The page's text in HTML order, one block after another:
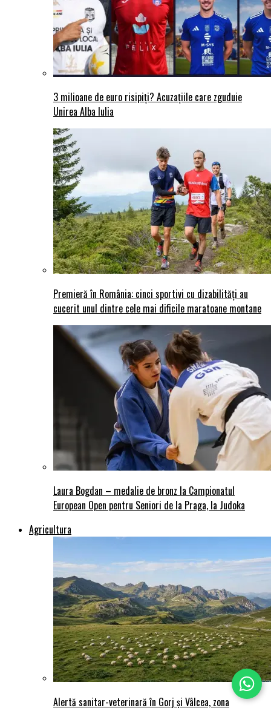
3 milioane de euro risipiți? Acuzațiile care zguduie
Unirea Alba Iulia
Premieră în România: cinci sportivi cu dizabilități au
cucerit unul dintre cele mai dificile maratoane montane
Laura Bogdan – medalie de bronz la Campionatul
European Open pentru Seniori de la Praga, la Judoka
Agricultura
Alertă sanitar-veterinară în Gorj și Vâlcea, zona